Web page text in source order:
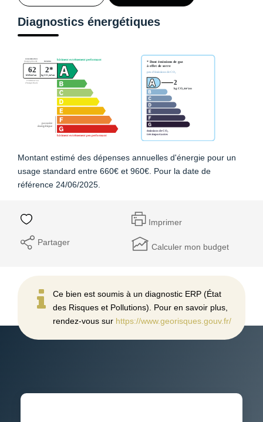
Diagnostics énergétiques
Montant estimé des dépenses annuelles d'énergie pour un
usage standard entre 660€ et 960€. Pour la date de
référence 24/06/2025.
Imprimer
Partager Calculer mon budget
Ce bien est soumis à un diagnostic ERP (État
des Risques et Pollutions). Pour en savoir plus,
rendez-vous sur https://www.georisques.gouv.fr/